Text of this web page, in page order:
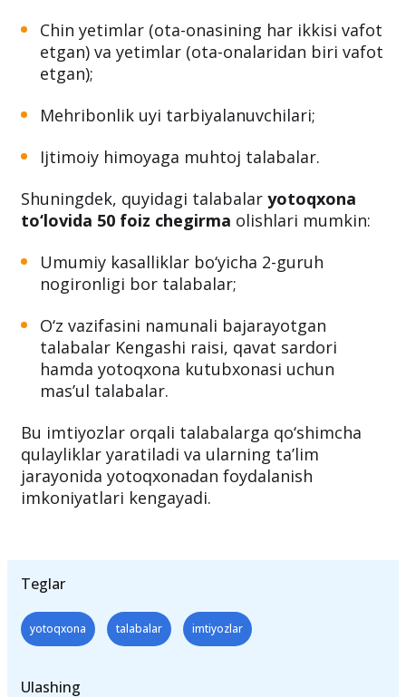
Ko‘z kasalliklari bo‘yicha 1-2-guruh
nogironligi bor talabalar;
etgan) va yetimlar (ota-onalaridan biri vafot
Ijtimoiy himoyaga muhtoj talabalar.
Shuningdek, quyidagi talabalaryotoqxona
to‘lovida 50 foiz chegirmaolishlari mumkin:
Umumiy kasalliklar bo‘yicha 2-guruh
nogironligi bor talabalar;
O‘z vazifasini namunali bajarayotgan
hamda yotoqxona kutubxonasi uchun
mas’ul talabalar.
Bu imtiyozlar orqali talabalarga qo‘shimcha
Teglar
yotoqxona